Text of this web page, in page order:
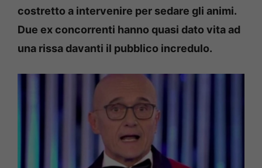
costretto a intervenire per sedare gli animi.
Due ex concorrenti hanno quasi dato vita ad
una rissa davanti il pubblico incredulo.